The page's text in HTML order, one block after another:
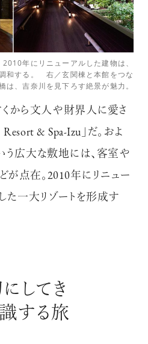
年にリニューアルした建物は、
和する。 右／玄関棟と本館をつな
は、吉奈川を見下ろす絶景が魅力。
から文人や財界人に愛さ
& Spa-Izu」だ。およ
う広大な敷地には、客室や
が点在。2010年にリニュー
た一大リゾートを形成す
してき
する旅